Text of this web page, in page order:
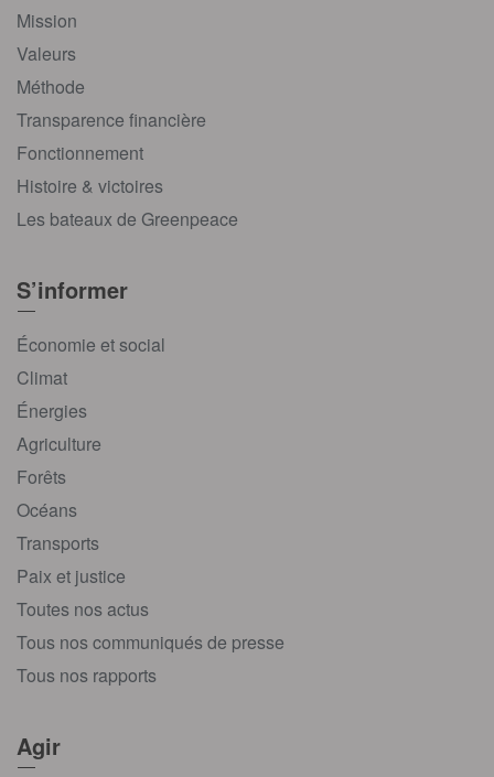
Mission
Valeurs
Méthode
Transparence financière
Fonctionnement
Histoire & victoires
Les bateaux de Greenpeace
S’informer
Économie et social
Climat
Énergies
Agriculture
Forêts
Océans
Transports
Paix et justice
Toutes nos actus
Tous nos communiqués de presse
Tous nos rapports
Agir